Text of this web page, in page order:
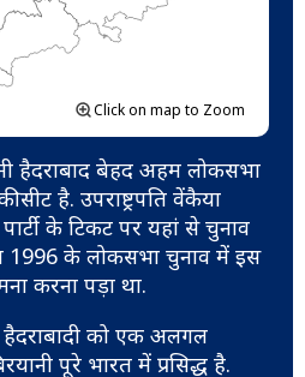
Click on map to Zoom
हैदराबाद बेहद अहम लोकसभा
है. उपराष्ट्रपति वेंकैया
के टिकट पर यहां से चुनाव
1996 के लोकसभा चुनाव में इस
करना पड़ा था.
को एक अलगल
पूरे भारत में प्रसिद्ध है.